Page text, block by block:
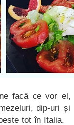
facă ce vor
dip-uri și
tot în Italia.